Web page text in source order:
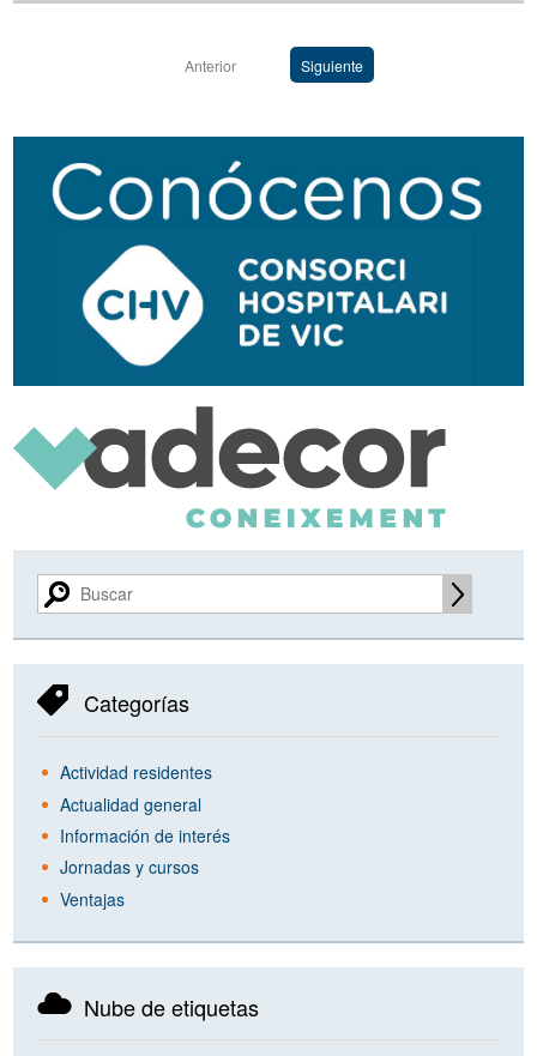
Anterior Siguiente
Navegación
secundaria
Categorías
Actividad residentes
Actualidad general
Información de interés
Jornadas y cursos
Ventajas
Nube de etiquetas